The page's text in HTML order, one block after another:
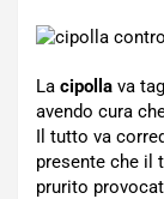
La cipolla va
avendo cura
Il tutto va
presente che il
prurito